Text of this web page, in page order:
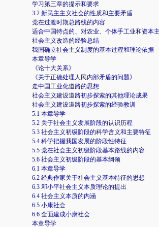
学习第三章的提示和要求
3.2 新民主主义社会的性质和主要矛盾
党在过渡时期总路线的内容
适合中国特点的、对农业、个体手工业和资本
社会主义改造的经验总结
我国确立社会主义制度的基本过程和理论依据
本章导学
《论十大关系》
《关于正确处理人民内部矛盾的问题》
走中国工业化道路的思想
社会主义建设道路初步探索的其他理论成果
社会主义建设道路初步探索的经验教训
5.1 本章导学
5.2 关于社会主义发展阶段的认识历程
5.3 社会主义初级阶段的科学含义和主要特征
5.4 科学把握我国发展的阶段性特征
5.5 党在社会主义初级阶段基本路线的内容
5.6 社会主义初级阶段的基本纲领
6.1 本章导学
6.2 经典作家关于社会主义基本特征的思想
6.3 邓小平社会主义本质理论的提出
6.4 社会主义本质的内涵
6.5 小康社会
6.6 全面建成小康社会
本章导学